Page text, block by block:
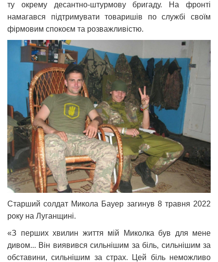
ту окрему десантно-штурмову бригаду. На фронті
намагався підтримувати товаришів по службі своїм
фірмовим спокоєм та розважливістю.
Старший солдат Микола Бауер загинув 8 травня 2022
року на Луганщині.
«З перших хвилин життя мій Миколка був для мене
дивом... Він виявився сильнішим за біль, сильнішим за
обставини, сильнішим за страх. Цей біль неможливо